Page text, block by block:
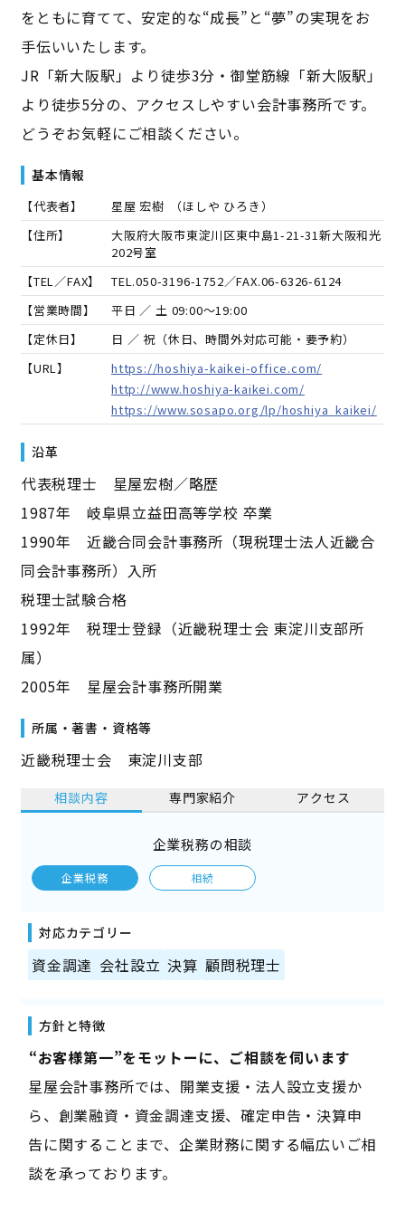
をともに育てて、安定的な“成長”と“夢”の実現をお
手伝いいたします。
JR「新大阪駅」より徒歩3分・御堂筋線「新大阪駅」
より徒歩5分の、アクセスしやすい会計事務所です。
どうぞお気軽にご相談ください。
基本情報
【代表者】 星屋 宏樹 （ほしや ひろき）
【住所】
大阪府大阪市東淀川区東中島1-21-31新大阪和光
202号室
【TEL／FAX】
TEL.050-3196-1752／FAX.06-6326-6124
【営業時間】
平日 ／ 土 09:00～19:00
【定休日】
日 ／ 祝（休日、時間外対応可能・要予約）
【URL】
https://hoshiya-kaikei-office.com/
http://www.hoshiya-kaikei.com/
https://www.sosapo.org/lp/hoshiya_kaikei/
沿革
――代表税理士 星屋宏樹／略歴――
1987年 岐阜県立益田高等学校 卒業
1990年 近畿合同会計事務所（現税理士法人近畿合
同会計事務所）入所
税理士試験合格
1992年 税理士登録（近畿税理士会 東淀川支部所
属）
2005年 星屋会計事務所開業
所属・著書・資格等
近畿税理士会 東淀川支部
相談内容 専門家紹介 アクセス
企業税務の相談
企業税務 相続
対応カテゴリー
資金調達 会社設立 決算 顧問税理士
方針と特徴
――“お客様第一”をモットーに、ご相談を伺います――
星屋会計事務所では、開業支援・法人設立支援か
ら、創業融資・資金調達支援、確定申告・決算申
告に関することまで、企業財務に関する幅広いご相
談を承っております。